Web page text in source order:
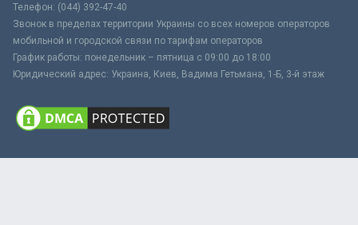
Телефон: (044) 392-47-40
Звонок в пределах территории Украины со всех номеров операторов
мобильной и городской связи по тарифам операторов
График работы: понедельник – пятница с 09:00 до 18:00
Юридический адрес: Украина, Киев, Вадима Гетьмана, 1-Б, 3-й этаж